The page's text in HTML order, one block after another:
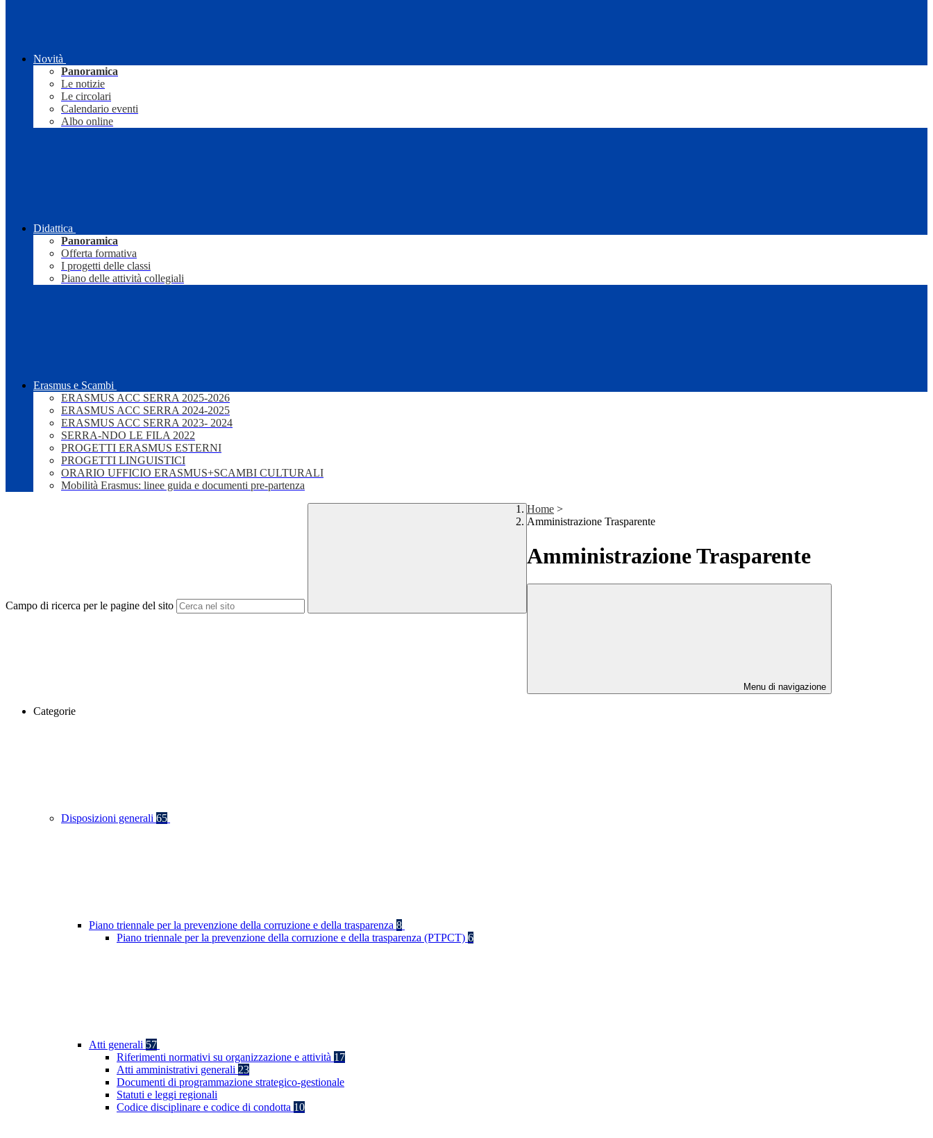
Novità
Panoramica
Le notizie
Le circolari
Calendario eventi
Albo online
Didattica
Panoramica
Offerta formativa
I progetti delle classi
Piano delle attività collegiali
Erasmus e Scambi
ERASMUS ACC SERRA 2025-2026
ERASMUS ACC SERRA 2024-2025
ERASMUS ACC SERRA 2023- 2024
SERRA-NDO LE FILA 2022
PROGETTI ERASMUS ESTERNI
PROGETTI LINGUISTICI
ORARIO UFFICIO ERASMUS+SCAMBI CULTURALI
Mobilità Erasmus: linee guida e documenti pre-partenza
Campo di ricerca per le pagine del sito
Home >
Amministrazione Trasparente
Amministrazione Trasparente
Menu di navigazione
Categorie
Disposizioni generali 65
Piano triennale per la prevenzione della corruzione e della trasparenza 8
Piano triennale per la prevenzione della corruzione e della trasparenza (PTPCT) 6
Atti generali 57
Riferimenti normativi su organizzazione e attività 17
Atti amministrativi generali 23
Documenti di programmazione strategico-gestionale
Statuti e leggi regionali
Codice disciplinare e codice di condotta 10